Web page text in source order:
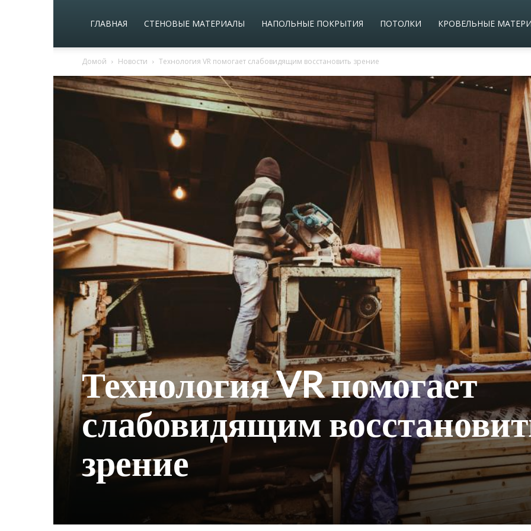
ГЛАВНАЯ СТЕНОВЫЕ МАТЕРИАЛЫ НАПОЛЬНЫЕ ПОКРЫТИЯ ПОТОЛКИ КРОВЕЛЬНЫЕ
Домой Новости Технология VR помогает слабовидящим восстановить зрение
Технология VR помогает
слабовидящим
зрение